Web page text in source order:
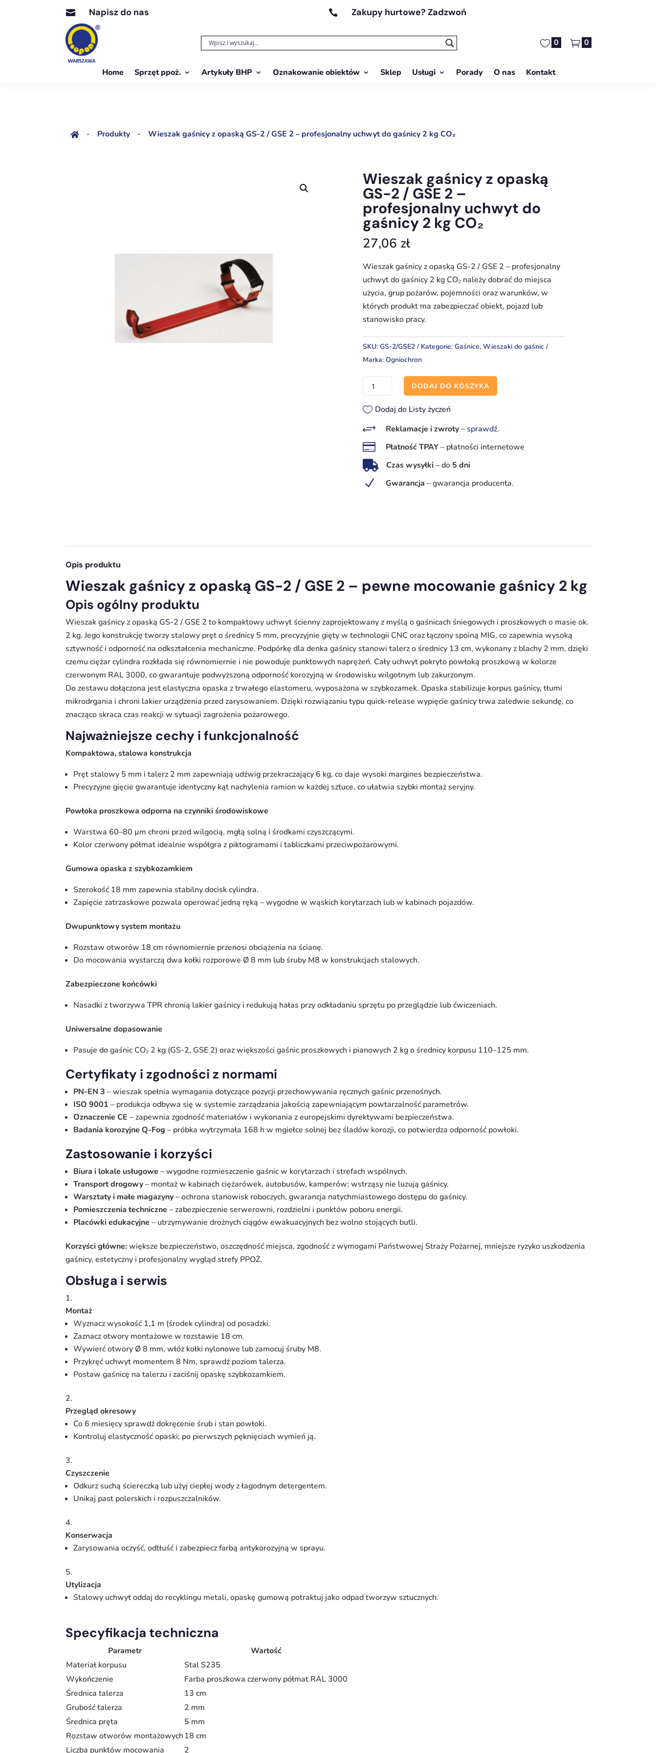
 Napisz do nas  Zakupy hurtowe? Zadzwoń
0 0
Home Sprzęt ppoż. Artykuły BHP Oznakowanie obiektów Sklep Usługi Porady O nas Kontakt
 - Produkty - Wieszak gaśnicy z opaską GS-2 / GSE 2 – profesjonalny uchwyt do gaśnicy 2 kg CO₂
Wieszak gaśnicy z opaską
GS-2 / GSE 2 –
profesjonalny uchwyt do
gaśnicy 2 kg CO₂
27,06 zł
Wieszak gaśnicy z opaską GS-2 / GSE 2 – profesjonalny
uchwyt do gaśnicy 2 kg CO₂ należy dobrać do miejsca
użycia, grup pożarów, pojemności oraz warunków, w
których produkt ma zabezpieczać obiekt, pojazd lub
stanowisko pracy.
SKU: GS-2/GSE2 Kategorie: Gaśnice, Wieszaki do gaśnic
Marka: Ogniochron
ilość
gaśnicy
opaską
GS-
2
GSE
kg
DODAJ DO KOSZYKA
Dodaj do Listy życzeń
+ Reklamacje i zwroty–sprawdź.
 Płatność TPAY– płatności internetowe
 Czas wysyłki–do 5 dni
N Gwarancja–gwarancja producenta.
Opis produktu
Wieszak gaśnicy z opaską GS-2 / GSE 2 – pewne mocowanie gaśnicy 2 kg
Opis ogólny produktu
Wieszak gaśnicy z opaską GS-2 / GSE 2 to kompaktowy uchwyt ścienny zaprojektowany z myślą o gaśnicach śniegowych i proszkowych o masie ok.
2 kg. Jego konstrukcję tworzy stalowy pręt o średnicy 5 mm, precyzyjnie gięty w technologii CNC oraz łączony spoiną MIG, co zapewnia wysoką
sztywność i odporność na odkształcenia mechaniczne. Podpórkę dla denka gaśnicy stanowi talerz o średnicy 13 cm, wykonany z blachy 2 mm, dzięki
czemu ciężar cylindra rozkłada się równomiernie i nie powoduje punktowych naprężeń. Cały uchwyt pokryto powłoką proszkową w kolorze
czerwonym RAL 3000, co gwarantuje podwyższoną odporność korozyjną w środowisku wilgotnym lub zakurzonym.
Do zestawu dołączona jest elastyczna opaska z trwałego elastomeru, wyposażona w szybkozamek. Opaska stabilizuje korpus gaśnicy, tłumi
mikrodrgania i chroni lakier urządzenia przed zarysowaniem. Dzięki rozwiązaniu typu quick-release wypięcie gaśnicy trwa zaledwie sekundę, co
znacząco skraca czas reakcji w sytuacji zagrożenia pożarowego.
Najważniejsze cechy i funkcjonalność
Kompaktowa, stalowa konstrukcja
Pręt stalowy 5 mm i talerz 2 mm zapewniają udźwig przekraczający 6 kg, co daje wysoki margines bezpieczeństwa.
Precyzyjne gięcie gwarantuje identyczny kąt nachylenia ramion w każdej sztuce, co ułatwia szybki montaż seryjny.
Powłoka proszkowa odporna na czynniki środowiskowe
Warstwa 60–80 µm chroni przed wilgocią, mgłą solną i środkami czyszczącymi.
Kolor czerwony półmat idealnie współgra z piktogramami i tabliczkami przeciwpożarowymi.
Gumowa opaska z szybkozamkiem
Szerokość 18 mm zapewnia stabilny docisk cylindra.
Zapięcie zatrzaskowe pozwala operować jedną ręką – wygodne w wąskich korytarzach lub w kabinach pojazdów.
Dwupunktowy system montażu
Rozstaw otworów 18 cm równomiernie przenosi obciążenia na ścianę.
Do mocowania wystarczą dwa kołki rozporowe Ø 8 mm lub śruby M8 w konstrukcjach stalowych.
Zabezpieczone końcówki
Nasadki z tworzywa TPR chronią lakier gaśnicy i redukują hałas przy odkładaniu sprzętu po przeglądzie lub ćwiczeniach.
Uniwersalne dopasowanie
Pasuje do gaśnic CO₂ 2 kg (GS-2, GSE 2) oraz większości gaśnic proszkowych i pianowych 2 kg o średnicy korpusu 110–125 mm.
Certyfikaty i zgodności z normami
PN-EN 3 – wieszak spełnia wymagania dotyczące pozycji przechowywania ręcznych gaśnic przenośnych.
ISO 9001 – produkcja odbywa się w systemie zarządzania jakością zapewniającym powtarzalność parametrów.
Oznaczenie CE – zapewnia zgodność materiałów i wykonania z europejskimi dyrektywami bezpieczeństwa.
Badania korozyjne Q-Fog – próbka wytrzymała 168 h w mgiełce solnej bez śladów korozji, co potwierdza odporność powłoki.
Zastosowanie i korzyści
Biura i lokale usługowe – wygodne rozmieszczenie gaśnic w korytarzach i strefach wspólnych.
Transport drogowy– montaż w kabinach ciężarówek, autobusów, kamperów; wstrząsy nie luzują gaśnicy.
Warsztaty i małe magazyny– ochrona stanowisk roboczych, gwarancja natychmiastowego dostępu do gaśnicy.
Pomieszczenia techniczne – zabezpieczenie serwerowni, rozdzielni i punktów poboru energii.
Placówki edukacyjne – utrzymywanie drożnych ciągów ewakuacyjnych bez wolno stojących butli.
Korzyści główne:większe bezpieczeństwo, oszczędność miejsca, zgodność z wymogami Państwowej Straży Pożarnej, mniejsze ryzyko uszkodzenia
gaśnicy, estetyczny i profesjonalny wygląd strefy PPOŻ.
Obsługa i serwis
Montaż
Wyznacz wysokość 1,1 m (środek cylindra) od posadzki.
Zaznacz otwory montażowe w rozstawie 18 cm.
Wywierć otwory Ø 8 mm, włóż kołki nylonowe lub zamocuj śruby M8.
Przykręć uchwyt momentem 8 Nm, sprawdź poziom talerza.
Postaw gaśnicę na talerzu i zaciśnij opaskę szybkozamkiem.
Przegląd okresowy
Co 6 miesięcy sprawdź dokręcenie śrub i stan powłoki.
Kontroluj elastyczność opaski; po pierwszych pęknięciach wymień ją.
Czyszczenie
Odkurz suchą ściereczką lub użyj ciepłej wody z łagodnym detergentem.
Unikaj past polerskich i rozpuszczalników.
Konserwacja
Zarysowania oczyść, odtłuść i zabezpiecz farbą antykorozyjną w sprayu.
Utylizacja
Stalowy uchwyt oddaj do recyklingu metali, opaskę gumową potraktuj jako odpad tworzyw sztucznych.
Specyfikacja techniczna
Parametr
Wartość
Materiał korpusu
Stal S235
Wykończenie
Farba proszkowa czerwony półmat RAL 3000
Średnica talerza
13 cm
Grubość talerza
2 mm
Średnica pręta
5 mm
Rozstaw otworów montażowych 18 cm
Liczba punktów mocowania
2